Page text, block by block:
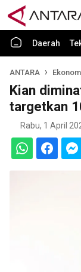
Daerah
ANTARA
Kian
targetkan
Rabu, 1 April